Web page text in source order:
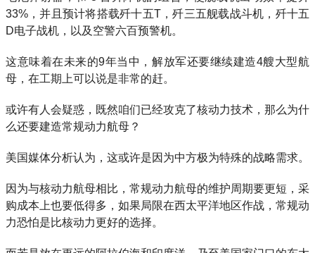
33%，并且预计将搭载歼十五T，歼三五舰载战斗机，歼十五
D电子战机，以及空警六百预警机。
这意味着在未来的9年当中，解放军还要继续建造4艘大型航
母，在工期上可以说是非常的赶。
或许有人会疑惑，既然咱们已经攻克了核动力技术，那么为什
么还要建造常规动力航母？
美国媒体分析认为，这或许是因为中方极为特殊的战略需求。
因为与核动力航母相比，常规动力航母的维护周期要更短，采
购成本上也要低得多，如果局限在西太平洋地区作战，常规动
力恐怕是比核动力更好的选择。